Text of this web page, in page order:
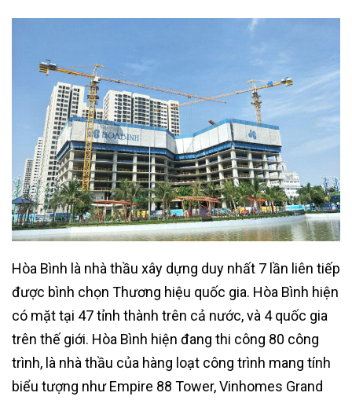
Hòa Bình là nhà thầu xây dựng duy nhất 7 lần liên tiếp
được bình chọn Thương hiệu quốc gia. Hòa Bình hiện
có mặt tại 47 tỉnh thành trên cả nước, và 4 quốc gia
trên thế giới. Hòa Bình hiện đang thi công 80 công
trình, là nhà thầu của hàng loạt công trình mang tính
biểu tượng như Empire 88 Tower, Vinhomes Grand